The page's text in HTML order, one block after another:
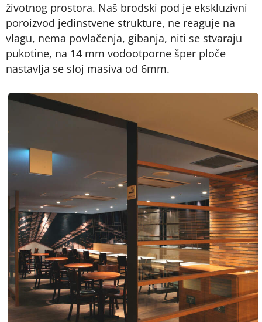
životnog prostora. Naš brodski pod je ekskluzivni
poroizvod jedinstvene strukture, ne reaguje na
vlagu, nema povlačenja, gibanja, niti se stvaraju
pukotine, na 14 mm vodootporne šper ploče
nastavlja se sloj masiva od 6mm.